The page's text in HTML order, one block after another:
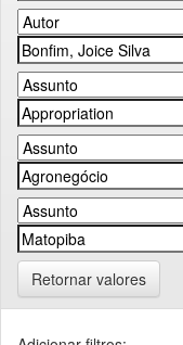
Retornar valores